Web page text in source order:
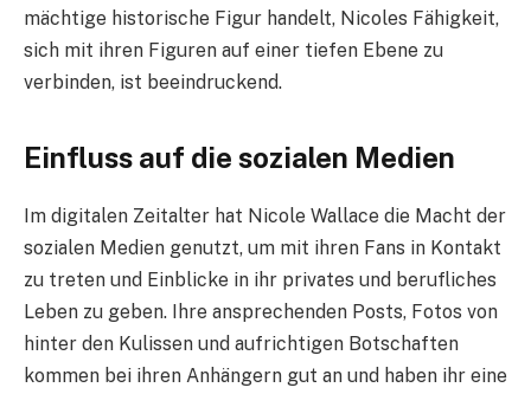
mächtige historische Figur handelt, Nicoles Fähigkeit,
sich mit ihren Figuren auf einer tiefen Ebene zu
verbinden, ist beeindruckend.
Einfluss auf die sozialen Medien
Im digitalen Zeitalter hat Nicole Wallace die Macht der
sozialen Medien genutzt, um mit ihren Fans in Kontakt
zu treten und Einblicke in ihr privates und berufliches
Leben zu geben. Ihre ansprechenden Posts, Fotos von
hinter den Kulissen und aufrichtigen Botschaften
kommen bei ihren Anhängern gut an und haben ihr eine